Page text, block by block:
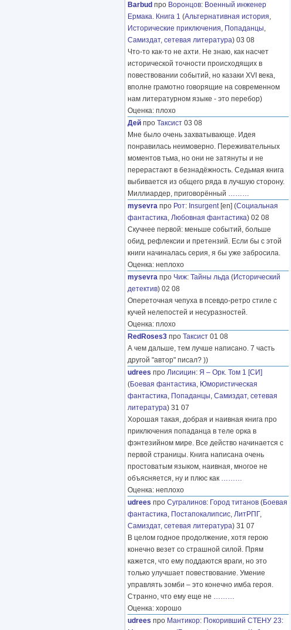
Barbud про Воронцов: Военный инженер
Ермака. Книга 1 (Альтернативная история,
Исторические приключения, Попаданцы,
Самиздат, сетевая литература) 03 08
Что-то как-то не ахти. Не знаю, как насчет
исторической точности происходящих в
повествовании событий, но казаки XVI века,
вполне грамотно говорящие на современном
нам литературном языке - это перебор)
Оценка: плохо
Дей про Таксист 03 08
Мне было очень захватывающе. Идея
понравилась неимоверно. Переживательных
моментов тьма, но они не затянуты и не
перерастают в безнадёжность. Седьмая книга
выбивается из общего ряда в лучшую сторону.
Миллиардер, приговорённый ………
mysevra про Рот: Insurgent[en] (Социальная
фантастика, Любовная фантастика) 02 08
Скучнее первой: меньше событий, больше
обид, рефлексии и претензий. Если бы с этой
книги начиналась серия, я бы уже забросила.
Оценка: неплохо
mysevra про Чиж: Тайны льда (Исторический
детектив) 02 08
Опереточная чепуха в псевдо-ретро стиле с
кучей нелепостей и несуразностей.
Оценка: плохо
RedRoses3 про Таксист 01 08
А чем дальше, тем лучше написано. 7 часть
другой "автор" писал? ))
udrees про Лисицин: Я – Орк. Том 1 [СИ]
(Боевая фантастика, Юмористическая
фантастика, Попаданцы, Самиздат, сетевая
литература) 31 07
Хорошая такая, добрая и наивная книга про
приключения попаданца в теле орка в
фэнтезийном мире. Все действо начинается с
первой страницы. Книга написана очень
простоватым языком, наивная, многое не
объясняется, ну и плюс как ………
Оценка: неплохо
udrees про Сугралинов: Город титанов (Боевая
фантастика, Постапокалипсис, ЛитРПГ,
Самиздат, сетевая литература) 31 07
В целом годное продолжение, хотя герою
конечно везет со страшной силой. Прям
кажется, что ему поддаются враги, но это
только улучшает повествование. Умение
управлять зомби – это конечно имба героя.
Странно, что ему еще не ………
Оценка: хорошо
udrees про Мантикор: Покоривший СТЕНУ 23: